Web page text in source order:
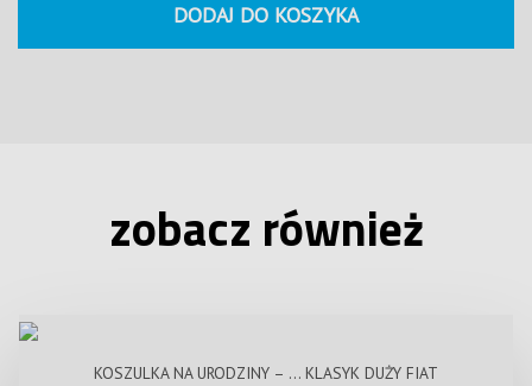
DODAJ DO KOSZYKA
zobacz również
KOSZULKA NA URODZINY – … KLASYK DUŻY FIAT